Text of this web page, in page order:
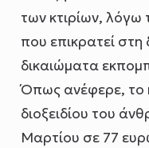
των κτιρίων, λόγω
που επικρατεί
δικαιώματα
Όπως ανέφερε, το
διοξειδίου του
Μαρτίου σε 77